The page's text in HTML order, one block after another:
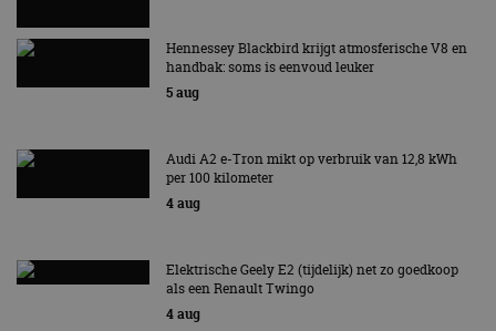
Hennessey Blackbird krijgt atmosferische V8 en
handbak: soms is eenvoud leuker
5 aug
Audi A2 e-Tron mikt op verbruik van 12,8 kWh
per 100 kilometer
4 aug
Elektrische Geely E2 (tijdelijk) net zo goedkoop
als een Renault Twingo
4 aug